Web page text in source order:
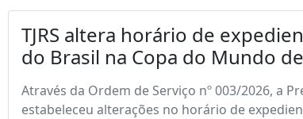
TJRS altera horário de
do Brasil na Copa do Mundo
Através da Ordem de Serviço nº 003/2026, a
estabeleceu alterações no horário de